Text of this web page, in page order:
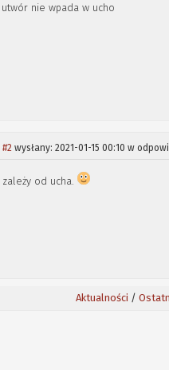
nie wpada w ucho
wysłany: 2021-01-15 00:10 w
zależy od ucha.
Aktualności /